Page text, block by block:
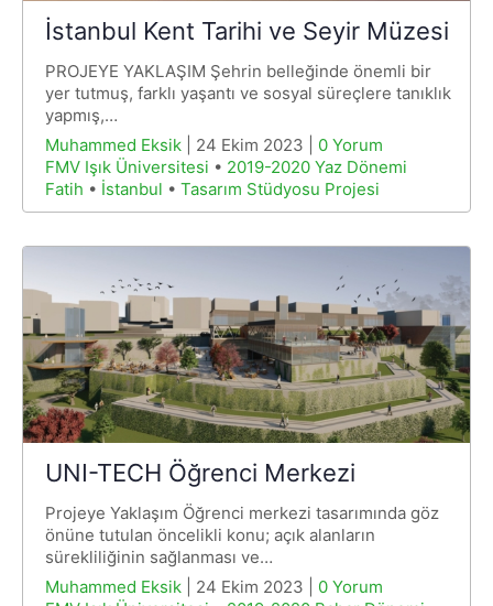
İstanbul Kent Tarihi ve Seyir Müzesi
PROJEYE YAKLAŞIM Şehrin belleğinde önemli bir
yer tutmuş, farklı yaşantı ve sosyal süreçlere tanıklık
yapmış,…
Muhammed Eksik | 24 Ekim 2023 | 0 Yorum
FMV Işık Üniversitesi • 2019-2020 Yaz Dönemi
Fatih • İstanbul • Tasarım Stüdyosu Projesi
UNI-TECH Öğrenci Merkezi
Projeye Yaklaşım Öğrenci merkezi tasarımında göz
önüne tutulan öncelikli konu; açık alanların
sürekliliğinin sağlanması ve…
Muhammed Eksik | 24 Ekim 2023 | 0 Yorum